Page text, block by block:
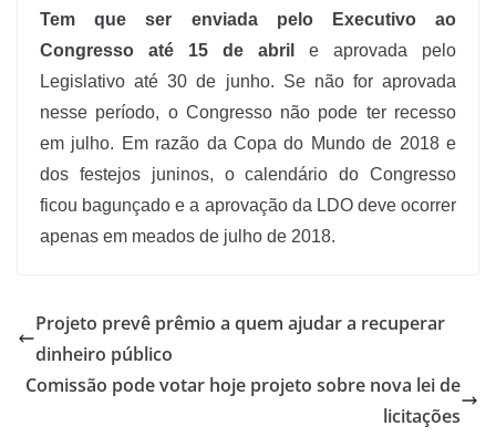
Tem que ser enviada pelo Executivo ao
Congresso até 15 de abril
e aprovada pelo
Legislativo até 30 de junho. Se não for aprovada
nesse período, o Congresso não pode ter recesso
em julho. Em razão da Copa do Mundo de 2018 e
dos festejos juninos, o calendário do Congresso
ficou bagunçado e a aprovação da LDO deve ocorrer
apenas em meados de julho de 2018.
Projeto prevê prêmio a quem ajudar a recuperar
dinheiro público
Comissão pode votar hoje projeto sobre nova lei de
licitações